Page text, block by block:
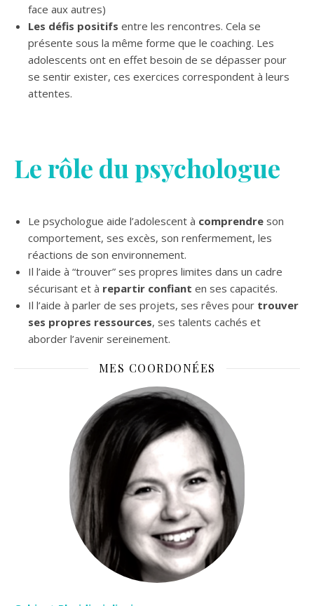
face aux autres)
Les défis positifs entre les rencontres. Cela se
présente sous la même forme que le coaching. Les
adolescents ont en effet besoin de se dépasser pour
se sentir exister, ces exercices correspondent à leurs
attentes.
Le rôle du psychologue
Le psychologue aide l’adolescent à comprendre son
comportement, ses excès, son renfermement, les
réactions de son environnement.
Il l’aide à “trouver” ses propres limites dans un cadre
sécurisant et à repartir confiant en ses capacités.
Il l’aide à parler de ses projets, ses rêves pour trouver
ses propres ressources, ses talents cachés et
aborder l’avenir sereinement.
MES COORDONÉES